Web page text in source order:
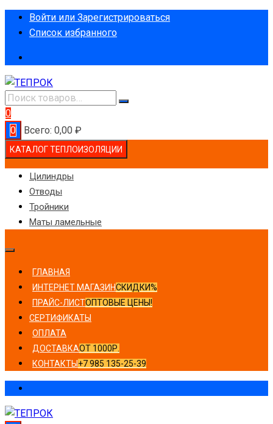
ПерейтиВойти или Зарегистрироваться
Список избранного
0
0
Всего: 0,00 ₽
КАТАЛОГ ТЕПЛОИЗОЛЯЦИИ
Цилиндры
Отводы
Тройники
Маты ламельные
ГЛАВНАЯ
ИНТЕРНЕТ МАГАЗИНСКИДКИ%
ПРАЙС-ЛИСТОПТОВЫЕ ЦЕНЫ!
СЕРТИФИКАТЫ
ОПЛАТА
ДОСТАВКАОТ 1000Р.
КОНТАКТЫ +7 985 135-25-39